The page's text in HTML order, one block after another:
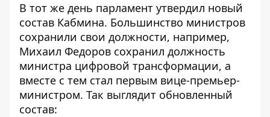
В тот же день парламент утвердил новый
состав Кабмина. Большинство министров
сохранили свои должности, например,
Михаил Федоров сохранил должность
министра цифровой трансформации, а
вместе с тем стал первым вице-премьер-
министром. Так выглядит обновленный
состав: